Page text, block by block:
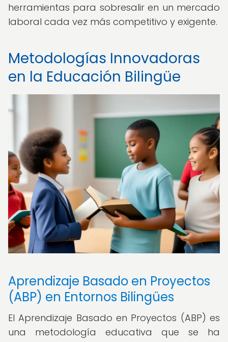
herramientas para sobresalir en un mercado
laboral cada vez más competitivo y exigente.
Metodologías Innovadoras
en la Educación Bilingüe
Aprendizaje Basado en Proyectos
(ABP) en Entornos Bilingües
El Aprendizaje Basado en Proyectos (ABP) es
una metodología educativa que se ha